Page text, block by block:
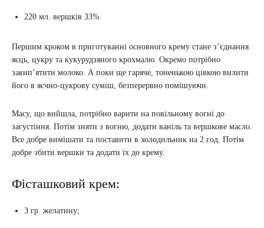
220 мл. вершків 33%.
Першим кроком в приготуванні основного крему стане з’єднання
яєць, цукру та кукурудзяного крохмалю. Окремо потрібно
закип’ятити молоко. А поки ще гаряче, тоненькою цівкою вилити
його в яєчно-цукрову суміш, безперервно помішуючи.
Масу, що вийшла, потрібно варити на повільному вогні до
загустіння. Потім зняти з вогню, додати ваніль та вершкове масло.
Все добре вимішати та поставити в холодильник на 2 год. Потім
добре збити вершки та додати їх до крему.
Фісташковий крем:
3 гр. желатину;